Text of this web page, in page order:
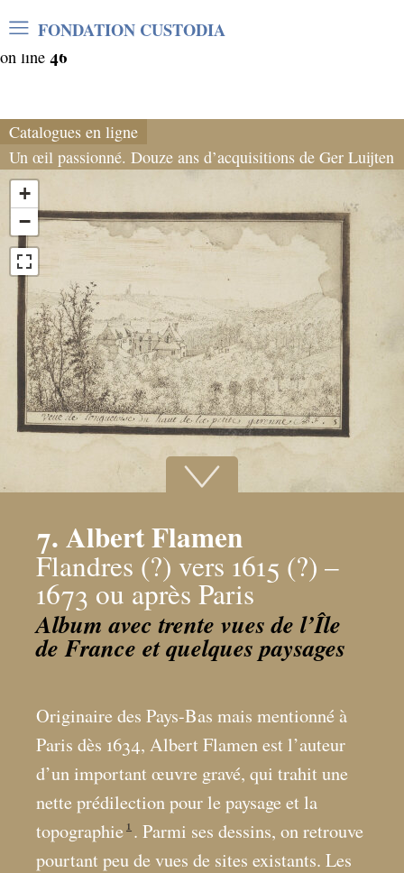
Warning: Undefined array key "var_mode" in
/home/clients/06cf3fb6db0bf3383064f508e4e3b220/
on line 46
FONDATION CUSTODIA
Catalogues en ligne
Un œil passionné. Douze ans d’acquisitions de Ger Luijten
+
−
7. Albert Flamen
Flandres (?) vers 1615 (?) –
1673 ou après Paris
Album avec trente vues de l’Île
de France et quelques paysages
Originaire des Pays-Bas mais mentionné à
Paris dès 1634, Albert Flamen est l’auteur
d’un important œuvre gravé, qui trahit une
nette prédilection pour le paysage et la
topographie 1 . Parmi ses dessins, on retrouve
pourtant peu de vues de sites existants. Les